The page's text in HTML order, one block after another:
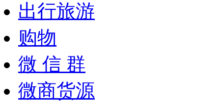
出行旅游
购物
微 信 群
微商货源